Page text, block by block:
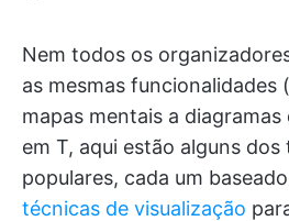
Nem todos os
as mesmas funcionalidades
mapas mentais a
em T, aqui estão alguns dos
populares, cada um
técnicas de visualização